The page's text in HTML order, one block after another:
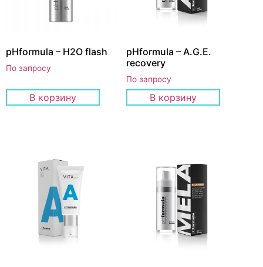
pHformula – H2O flash
По запросу
В корзину
pHformula – A.G.E.
recovery
По запросу
В корзину